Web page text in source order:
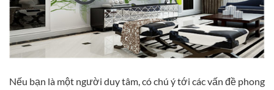
Nếu bạn là một người duy tâm, có chú ý tới các vấn đề phong